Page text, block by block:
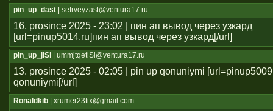
pin_up_dast | sefrveyzast@ventura17.ru
16. prosince 2025 - 23:02 | пин ап вывод через узкард
[url=pinup5014.ru]пин ап вывод через узкард[/url]
pin_up_jlSi | ummjtqetlSi@ventura17.ru
13. prosince 2025 - 02:05 | pin up qonuniymi
qonuniymi[/url]
Ronaldkib | xrumer23tix@gmail.com